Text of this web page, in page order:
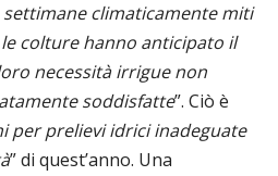
climaticamente miti
le colture hanno anticipato il
necessità irrigue non
soddisfatte”. Ciò è
per prelievi idrici inadeguate
” di quest’anno. Una